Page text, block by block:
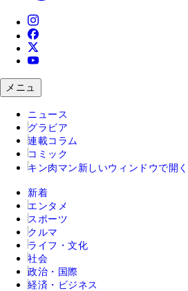
メニュ
ニュース
グラビア
連載コラム
コミック
キン肉マン 新しいウィンドウで開く
新着
エンタメ
スポーツ
クルマ
ライフ・文化
社会
政治・国際
経済・ビジネス